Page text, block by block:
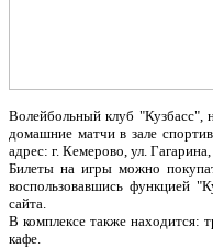
Волейбольный клуб "Кузбасс",
домашние матчи в зале
адрес: г. Кемерово, ул.
Билеты на игры можно
воспользовавшись функцией
сайта.
В комплексе также находится:
кафе.